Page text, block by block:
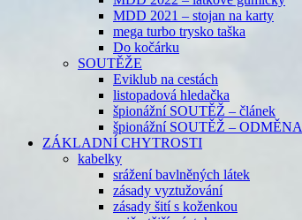
MDD 2021 – stojan na karty
mega turbo trysko taška
Do kočárku
SOUTĚŽE
Eviklub na cestách
listopadová hledačka
špionážní SOUTĚŽ – článek
špionážní SOUTĚŽ – ODMĚNA
ZÁKLADNÍ CHYTROSTI
kabelky
srážení bavlněných látek
zásady vyztužování
zásady šití s koženkou